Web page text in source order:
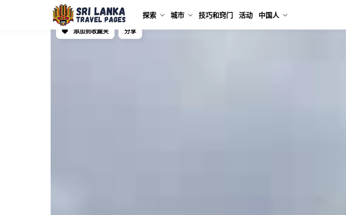
探索 城市 技巧和窍门 活动 中国人
添加到收藏夹
分享